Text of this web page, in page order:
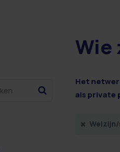
Wie
Het
als private